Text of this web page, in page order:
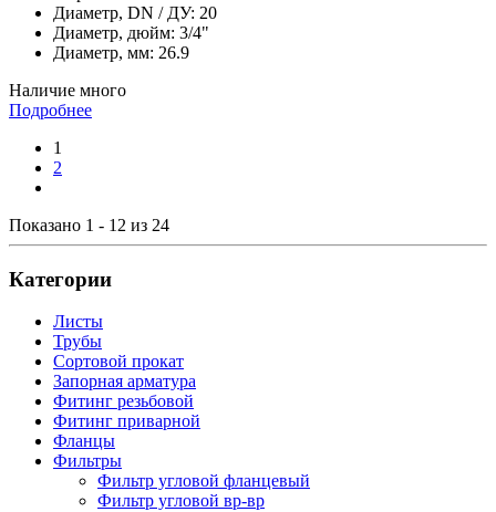
Диаметр, DN / ДУ: 20
Диаметр, дюйм: 3/4"
Диаметр, мм: 26.9
Наличие много
Подробнее
1
2
Показано 1 - 12 из 24
Категории
Листы
Трубы
Сортовой прокат
Запорная арматура
Фитинг резьбовой
Фитинг приварной
Фланцы
Фильтры
Фильтр угловой фланцевый
Фильтр угловой вр-вр